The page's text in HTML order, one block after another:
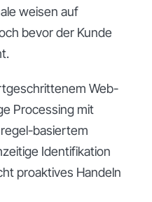
weisen auf
bevor der Kunde
Web-
Processing mit
basiertem
Identifikation
proaktives Handeln